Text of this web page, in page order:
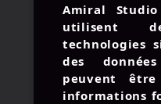
Amiral
utilisent
technologies
des
peuvent
informations